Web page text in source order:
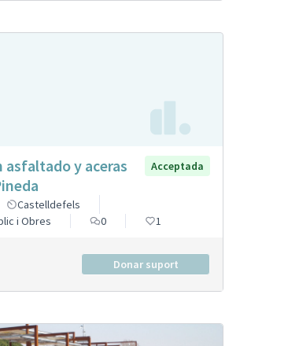
asfaltado y aceras
Acceptada
Castelldefels
i Obres
0 1
Donar suport